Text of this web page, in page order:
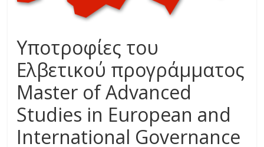
Υποτροφίες του
Ελβετικού προγράμματος
Master of Advanced
Studies in European and
International Governance